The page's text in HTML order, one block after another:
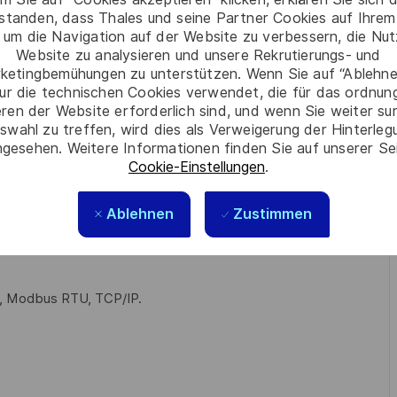
dass Thales und seine Partner Cookies auf
um die Navigation auf der Website zu verbessern, die
Website zu analysieren und unsere Rekrutierungs- und
zu unterstützen. Wenn Sie auf
die technischen Cookies verwendet, die für das
der Website erforderlich sind, und wenn Sie weiter
zu treffen, wird dies als Verweigerung der
Weitere Informationen finden Sie auf unserer
Cookie-Einstellungen.
Ablehnen Zustimmen
électrique H0/B0.
PowerPoint.
RTU, TCP/IP.